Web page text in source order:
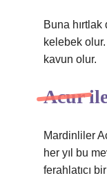
Buna
kelebek
kavun olur.
Acur
Mardinliler
her yıl bu
ferahlatıcı